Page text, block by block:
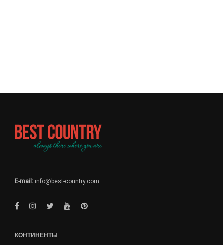
E-mail: info@best-country.com
КОНТИНЕНТЫ